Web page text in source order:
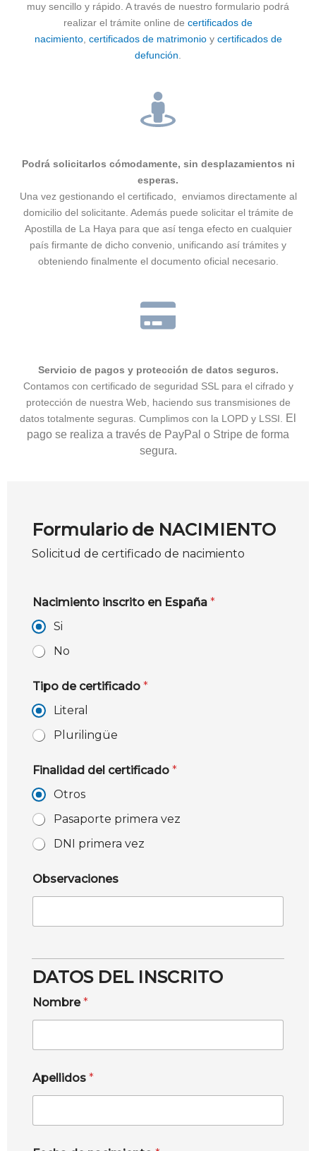
muy sencillo y rápido. A través de nuestro formulario podrá
realizar el trámite online de certificados de
nacimiento, certificados de matrimonioy certificados de
defunción
Podrá solicitarlos cómodamente, sin desplazamientos ni
esperas.
Una vez gestionando el certificado, enviamos directamente al
domicilio del solicitante. Además puede solicitar el trámite de
Apostilla de La Haya para que así tenga efecto en cualquier
país firmante de dicho convenio, unificando así trámites y
obteniendo finalmente el documento oficial necesario.
Servicio de pagos y protección de datos seguros.
Contamos con certificado de seguridad SSL para el cifrado y
protección de nuestra Web, haciendo sus transmisiones de
datos totalmente seguras. Cumplimos con la LOPD y LSSI.
El
pago se realiza a través de PayPal o Stripe de forma
segura.
Formulario de NACIMIENTO
Solicitud de certificado de nacimiento
Nacimiento inscrito en España *
Si
No
Tipo de certificado *
Literal
Plurilingüe
Finalidad del certificado *
Otros
Pasaporte primera vez
DNI primera vez
Observaciones
DATOS DEL INSCRITO
Nombre*
Apellidos *